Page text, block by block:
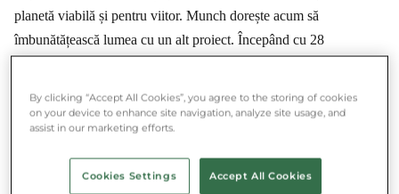
planetă viabilă și pentru viitor. Munch dorește acum să
îmbunătățească lumea cu un alt proiect. Începând cu 28
pentru persoane fără adăpost din Budapesta, cu ajutorul
Serviciului de Caritate Maltez Maghiar și ÉdesVáros.
Potrivit estimărilor specialiștilor, în 2019 în Ungaria locuiau
By clicking “Accept All Cookies”, you agree to the storing of cookies
on your device to enhance site navigation, analyze site usage, and
assist in our marketing efforts.
Cookies Settings Accept All Cookies